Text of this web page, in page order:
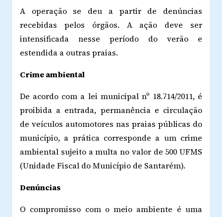
A operação se deu a partir de denúncias
recebidas pelos órgãos. A ação deve ser
intensificada nesse período do verão e
estendida a outras praias.
Crime ambiental
De acordo com a lei municipal nº 18.714/2011, é
proibida a entrada, permanência e circulação
de veículos automotores nas praias públicas do
município, a prática corresponde a um crime
ambiental sujeito a multa no valor de 500 UFMS
(Unidade Fiscal do Município de Santarém).
Denúncias
O compromisso com o meio ambiente é uma